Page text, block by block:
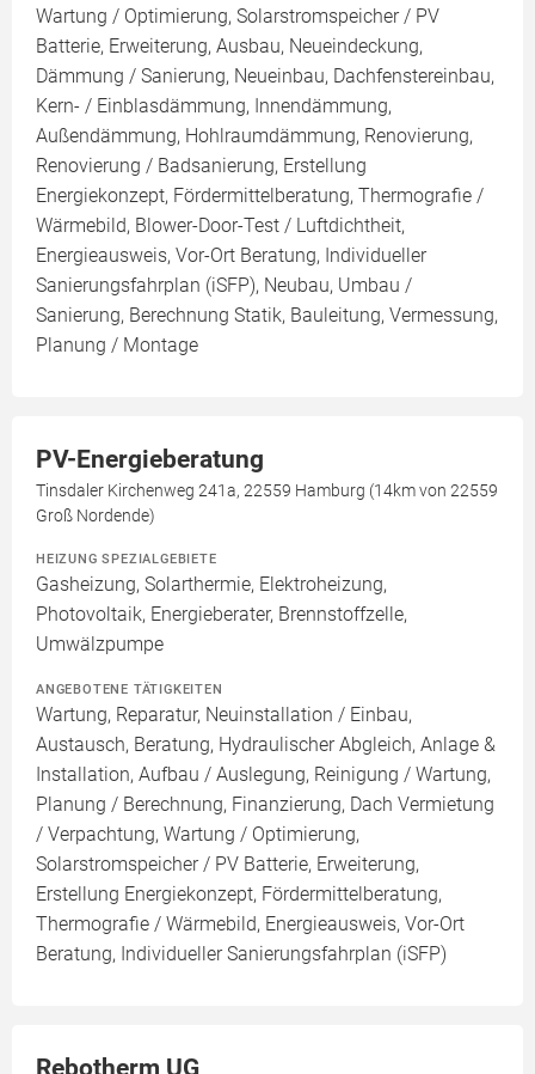
Wartung / Optimierung, Solarstromspeicher / PV
Batterie, Erweiterung, Ausbau, Neueindeckung,
Dämmung / Sanierung, Neueinbau, Dachfenstereinbau,
Kern- / Einblasdämmung, Innendämmung,
Außendämmung, Hohlraumdämmung, Renovierung,
Renovierung / Badsanierung, Erstellung
Energiekonzept, Fördermittelberatung, Thermografie /
Wärmebild, Blower-Door-Test / Luftdichtheit,
Energieausweis, Vor-Ort Beratung, Individueller
Sanierungsfahrplan (iSFP), Neubau, Umbau /
Sanierung, Berechnung Statik, Bauleitung, Vermessung,
Planung / Montage
PV-Energieberatung
Tinsdaler Kirchenweg 241a, 22559 Hamburg (14km von 22559
Groß Nordende)
HEIZUNG SPEZIALGEBIETE
Gasheizung, Solarthermie, Elektroheizung,
Photovoltaik, Energieberater, Brennstoffzelle,
Umwälzpumpe
ANGEBOTENE TÄTIGKEITEN
Wartung, Reparatur, Neuinstallation / Einbau,
Austausch, Beratung, Hydraulischer Abgleich, Anlage &
Installation, Aufbau / Auslegung, Reinigung / Wartung,
Planung / Berechnung, Finanzierung, Dach Vermietung
/ Verpachtung, Wartung / Optimierung,
Solarstromspeicher / PV Batterie, Erweiterung,
Erstellung Energiekonzept, Fördermittelberatung,
Thermografie / Wärmebild, Energieausweis, Vor-Ort
Beratung, Individueller Sanierungsfahrplan (iSFP)
Rebotherm UG